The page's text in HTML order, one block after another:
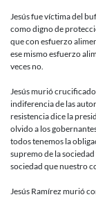
Jesús fue víctima del
como digno de
que con esfuerzo
ese mismo esfuerzo
veces no.
Jesús murió
indiferencia de las
resistencia dice la
olvido a los
todos tenemos la
supremo de la
sociedad que nuestro
Jesús Ramírez murió